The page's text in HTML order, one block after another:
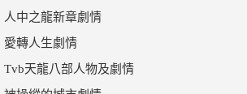
人中之龍新章劇情
愛轉人生劇情
Tvb天龍八部人物及劇情